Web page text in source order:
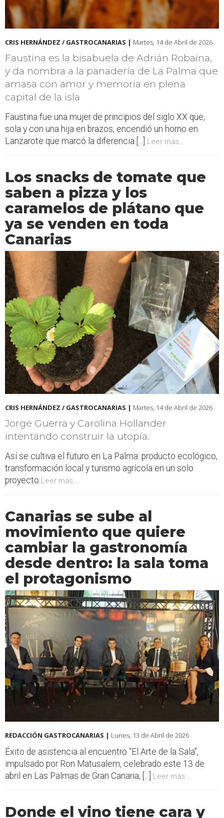
CRIS HERNÁNDEZ / GASTROCANARIAS | Martes, 14 de Abril de 2026
Faustina es la bisabuela de Adrián Robaina,
y da nombra a la panadería de La Palma que
amasa con amor y memoria en plena
capital de la isla
Faustina fue una mujer de principios del siglo XX que,
sola y con una hija en brazos, encendió un horno en
Lanzarote que marcó la diferencia [...]
Leer más...
Los snacks de tomate que
saben a pizza y los
caramelos de plátano que
ya se venden en toda
Canarias
CRIS HERNÁNDEZ / GASTROCANARIAS | Martes, 14 de Abril de 2026
Jorge Guerra y Carolina Hollander
intentando construir la utopía.
Así se cultiva el futuro en La Palma: producto ecológico,
transformación local y turismo agrícola en un solo
proyecto Leer más...
Canarias se sube al
movimiento que quiere
cambiar la gastronomía
desde dentro: la sala toma
el protagonismo
REDACCIÓN GASTROCANARIAS | Lunes, 13 de Abril de 2026
Éxito de asistencia al encuentro “El Arte de la Sala”,
impulsado por Ron Matusalem, celebrado este 13 de
abril en Las Palmas de Gran Canaria, [...]
Leer más...
Donde el vino tiene cara y